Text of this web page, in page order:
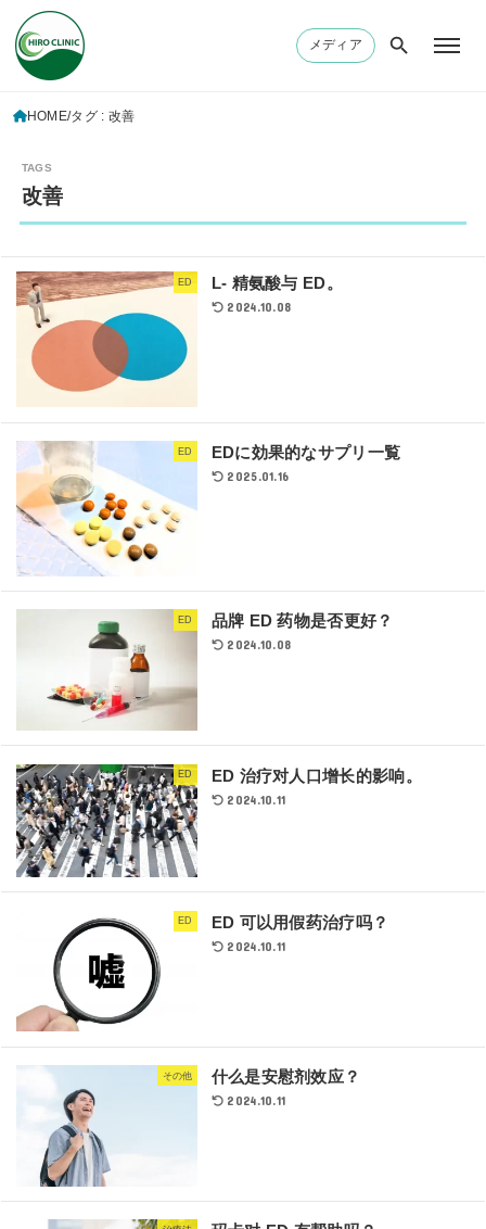
メディア
HOME タグ : 改善
改善
ED L- 精氨酸与 ED。
2024.10.08
ED EDに効果的なサプリ一覧
2025.01.16
ED 品牌 ED 药物是否更好？
2024.10.08
ED ED 治疗对人口增长的影响。
2024.10.11
ED ED 可以用假药治疗吗？
2024.10.11
その他 什么是安慰剂效应？
2024.10.11